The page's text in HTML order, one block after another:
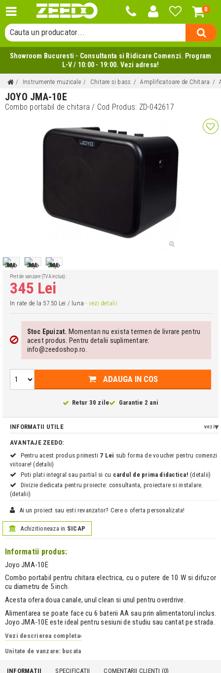
0
Cauta o categorie...
Cauta un producator...
Cauta un produs...
Showroom Bucuresti - Consultanta si Ridicare Comenzi. Program
L-V / 10:00 - 19:00. Vezi adresa!
Instrumente muzicale Chitare si bass Amplificatoare de Chitara
JOYO JMA-10E
Combo portabil de chitara/ Cod Produs: ZD-042617
Pret de vanzare (TVA inclus):
345 Lei
In rate de la 57.50 Lei / luna- vezi detalii
Stoc Epuizat. Momentan nu exista termen de livrare pentru
acest produs. Pentru detalii suplimentare:
info@zeedoshop.ro.
ADAUGA IN COS
Retur 30 zile Garantie 2 ani
INFORMATII UTILE vezi
AVANTAJE ZEEDO:
Pentru acest produs primesti 7 Lei sub forma de voucher pentru comenzi
viitoare! (detalii)
Poti plati integral sau partial si cu cardul de prima didactica! (detalii)
Divizie dedicata pentru proiecte: consultanta, proiectare si instalare.
(detalii)
Ai un proiect sau esti revanzator? Cere o oferta personalizata!
Achizitioneaza in SICAP
Informatii produs:
Joyo JMA-10E
Combo portabil pentru chitara electrica, cu o putere de 10 W si difuzor
cu diametru de 5 inch.
Acesta ofera doua canale, unul clean si unul pentru overdrive.
Alimentarea se poate face cu 6 baterii AA sau prin alimentatorul inclus.
Joyo JMA-10E este ideal pentru sesiuni de studiu sau cantat pe strada.
Vezi descrierea completa›
Unitate de vanzare: bucata
INFORMATII SPECIFICATII COMENTARII CLIENTI (0)